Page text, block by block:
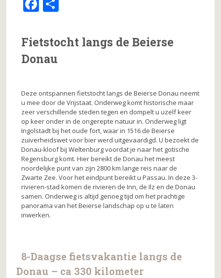
c
e
b
o
k
e
n
Fietstocht langs de Beierse
Donau
Deze ontspannen fietstocht langs de Beierse Donau neemt
u mee door de Vrijstaat. Onderweg komt historische maar
zeer verschillende steden tegen en dompelt u uzelf keer
op keer onder in de ongerepte natuur in. Onderweg ligt
Ingolstadt bij het oude fort, waar in 1516 de Beierse
zuiverheidswet voor bier werd uitgevaardigd. U bezoekt de
Donau-kloof bij Weltenburg voordat je naar het gotische
Regensburg komt. Hier bereikt de Donau het meest
noordelijke punt van zijn 2800 km lange reis naar de
Zwarte Zee. Voor het eindpunt bereikt u Passau. In deze 3-
rivieren-stad komen de rivieren de Inn, de Ilz en de Donau
samen. Onderweg is altijd genoeg tijd om het prachtige
panorama van het Beierse landschap op u te laten
inwerken.
8-Daagse fietsvakantie langs de
Donau – ca 330 kilometer